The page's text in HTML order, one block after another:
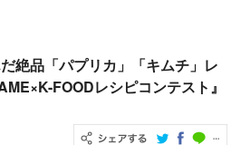
絶品「パプリカ」「キムチ」レ
FOODレシピコンテスト』